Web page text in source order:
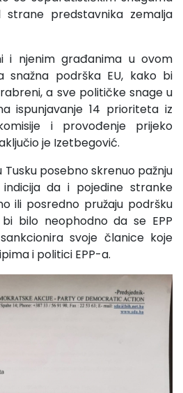
predstavnika zemalja
i njenim građanima u ovom
podrška EU, kako bi
a sve političke snage u
ispunjavanje 14 prioriteta iz
i provođenje prijeko
je Izetbegović.
posebno skrenuo pažnju
da i pojedine stranke
ili posredno pružaju podršku
bilo neophodno da se EPP
svoje članice koje
i politici EPP-a.